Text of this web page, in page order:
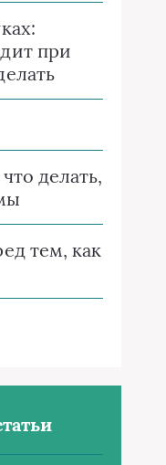
при
делать,
тем, как